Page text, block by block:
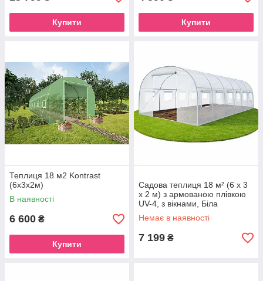
Купити Купити
Теплиця 18 м2 Kontrast
(6х3х2м)
В наявності
6 600 ₴
Купити
Садова теплиця 18 м² (6 х 3
х 2 м) з армованою плівкою
UV-4, з вікнами, Біла
(Польща)
Немає в наявності
7 199 ₴